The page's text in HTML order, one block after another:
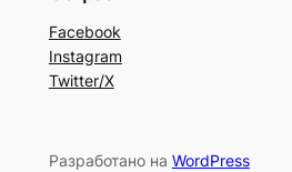
Facebook
Instagram
Twitter/X
Разработано на WordPress